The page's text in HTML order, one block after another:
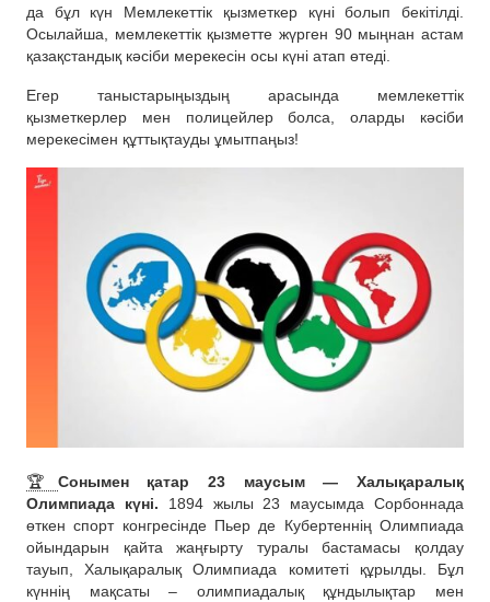
да бұл күн Мемлекеттік қызметкер күні болып бекітілді.
Осылайша, мемлекеттік қызметте жүрген 90 мыңнан астам
қазақстандық кәсіби мерекесін осы күні атап өтеді.
Егер таныстарыңыздың арасында мемлекеттік
қызметкерлер мен полицейлер болса, оларды кәсіби
мерекесімен құттықтауды ұмытпаңыз!
🏆 Сонымен қатар 23 маусым — Халықаралық
Олимпиада күні. 1894 жылы 23 маусымда Сорбоннада
өткен спорт конгресінде Пьер де Кубертеннің Олимпиада
ойындарын қайта жаңғырту туралы бастамасы қолдау
тауып, Халықаралық Олимпиада комитеті құрылды. Бұл
күннің мақсаты – олимпиадалық құндылықтар мен